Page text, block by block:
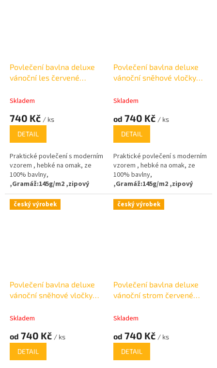
Povlečení bavlna deluxe
vánoční les červené
Skladem
740 Kč / ks
DETAIL
Praktické povlečení s moderním
vzorem , hebké na omak, ze
100% bavlny,
,Gramáž:145g/m2 ,zipový
uzávěr
Povlečení bavlna deluxe
vánoční sněhové vločky
+70x90cm
Skladem
od 740 Kč / ks
DETAIL
Praktické povlečení s moderním
vzorem , hebké na omak, ze
100% bavlny,
,Gramáž:145g/m2 ,zipový
uzávěr
český výrobek
Povlečení bavlna deluxe
vánoční sněhové vločky
Skladem
od 740 Kč / ks
DETAIL
český výrobek
Povlečení bavlna deluxe
vánoční strom červené
Skladem
od 740 Kč / ks
DETAIL